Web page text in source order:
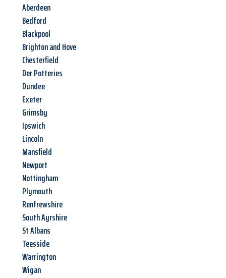
Aberdeen
Bedford
Blackpool
Brighton and Hove
Chesterfield
Der Potteries
Dundee
Exeter
Grimsby
Ipswich
Lincoln
Mansfield
Newport
Nottingham
Plymouth
Renfrewshire
South Ayrshire
St Albans
Teesside
Warrington
Wigan